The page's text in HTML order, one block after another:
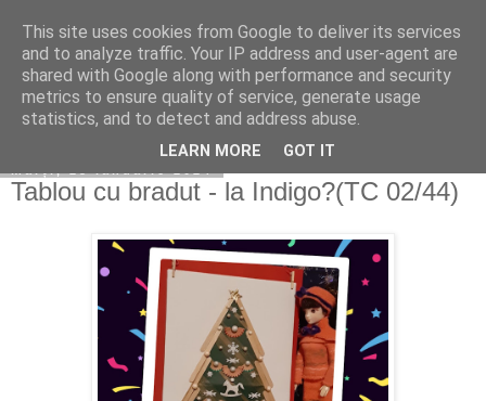
Copilarim
Tablou cu bradut - la Indigo?(TC 02/44)
This site uses cookies from Google to deliver its services
and to analyze traffic. Your IP address and user-agent are
shared with Google along with performance and security
metrics to ensure quality of service, generate usage
statistics, and to detect and address abuse.
LEARN MORE GOT IT